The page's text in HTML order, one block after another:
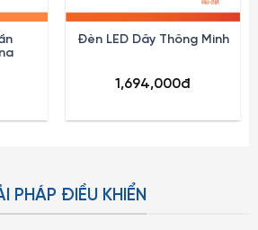
Đèn LED Dây Thông Minh
1,694,000đ
PHÁP ĐIỀU KHIỂN